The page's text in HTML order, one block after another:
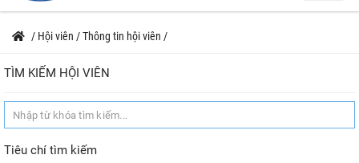
/ Hội viên /Thông tin hội viên /
TÌM KIẾM HỘI VIÊN
Tiêu chí tìm kiếm